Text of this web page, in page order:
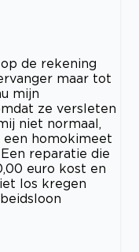
de rekening
maar tot
mijn
ze versleten
niet normaal,
homokimeet
reparatie die
euro kost en
los kregen